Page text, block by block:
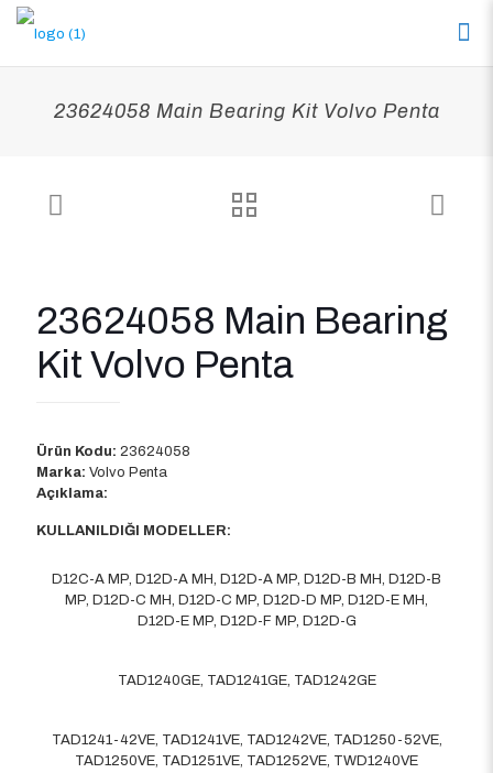
23624058 Main Bearing Kit Volvo Penta
23624058 Main Bearing
Kit Volvo Penta
Ürün Kodu: 23624058
Marka: Volvo Penta
Açıklama:
KULLANILDIĞI MODELLER:
D12C-A MP, D12D-A MH, D12D-A MP, D12D-B MH, D12D-B
MP, D12D-C MH, D12D-C MP, D12D-D MP, D12D-E MH,
D12D-E MP, D12D-F MP, D12D-G
TAD1240GE, TAD1241GE, TAD1242GE
TAD1241-42VE, TAD1241VE, TAD1242VE, TAD1250-52VE,
TAD1250VE, TAD1251VE, TAD1252VE, TWD1240VE